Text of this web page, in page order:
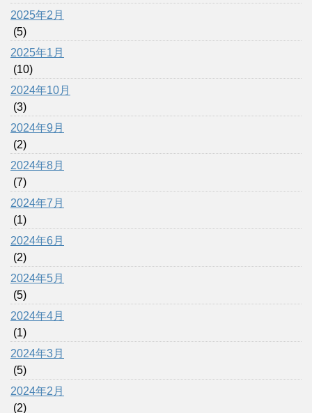
2025年2月
(5)
2025年1月
(10)
2024年10月
(3)
2024年9月
(2)
2024年8月
(7)
2024年7月
(1)
2024年6月
(2)
2024年5月
(5)
2024年4月
(1)
2024年3月
(5)
2024年2月
(2)